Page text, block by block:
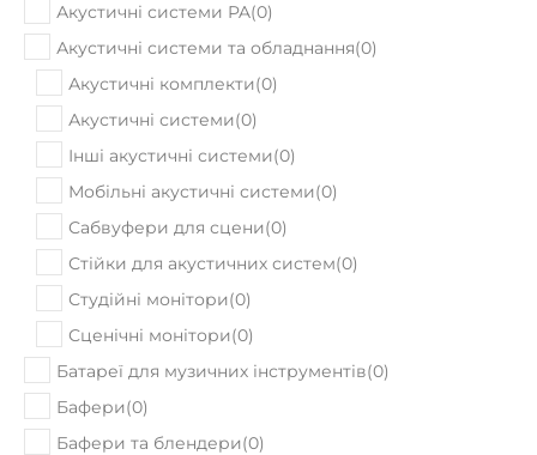
Акустичні системи PA(0)
Акустичні системи та обладнання(0)
Акустичні комплекти(0)
Акустичні системи(0)
Інші акустичні системи(0)
Мобільні акустичні системи(0)
Сабвуфери для сцени(0)
Стійки для акустичних систем(0)
Студійні монітори(0)
Сценічні монітори(0)
Батареї для музичних інструментів(0)
Бафери(0)
Бафери та блендери(0)